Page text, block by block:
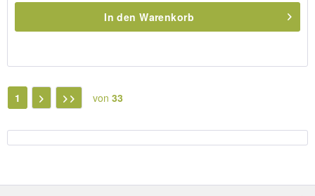
In den Warenkorb
1 von 33